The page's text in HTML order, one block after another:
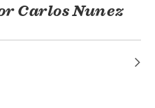
Carlos Nunez